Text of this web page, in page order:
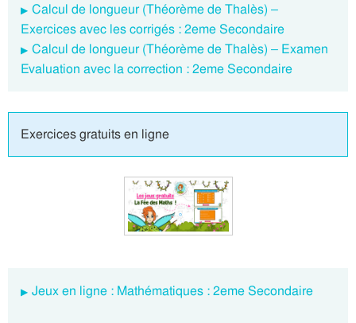
Calcul de longueur (Théorème de Thalès) –
Exercices avec les corrigés : 2eme Secondaire
Calcul de longueur (Théorème de Thalès) – Examen
Evaluation avec la correction : 2eme Secondaire
Exercices gratuits en ligne
Jeux en ligne : Mathématiques : 2eme Secondaire